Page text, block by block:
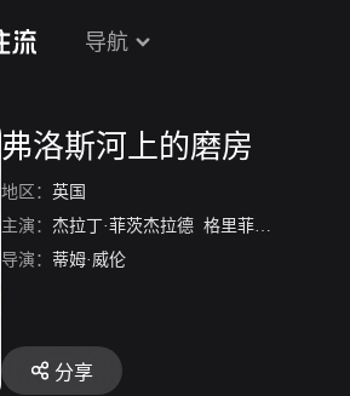
导航
弗洛斯河上的磨房
地区： 英国
主演： 杰拉丁·菲茨杰拉德 格里菲斯·琼斯
导演： 蒂姆·威伦
分享